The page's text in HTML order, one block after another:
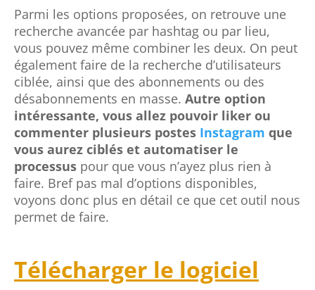
Parmi les options proposées, on retrouve une
recherche avancée par hashtag ou par lieu,
vous pouvez même combiner les deux. On peut
également faire de la recherche d’utilisateurs
ciblée, ainsi que des abonnements ou des
désabonnements en masse. Autre option
intéressante, vous allez pouvoir liker ou
commenter plusieurs postes Instagram que
vous aurez ciblés et automatiser le
processus pour que vous n’ayez plus rien à
faire. Bref pas mal d’options disponibles,
voyons donc plus en détail ce que cet outil nous
permet de faire.
Télécharger le logiciel